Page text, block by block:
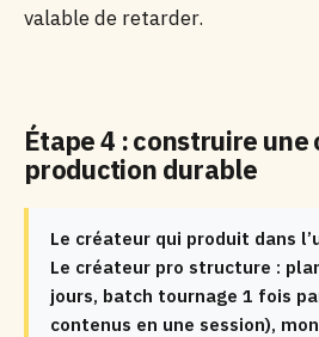
valable de retarder.
Étape 4 : construire une
production durable
Le créateur qui produit dans
Le créateur pro structure :
jours, batch tournage 1 fois
contenus en une session),